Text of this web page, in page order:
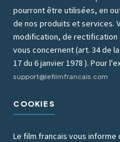
pourront être utilisées, en
de nos produits et services.
modification, de rectification
vous concernent (art. 34 de
17 du 6 janvier 1978 ). Pour
support@lefilmfrancais.com
COOKIES
Le film francais vous